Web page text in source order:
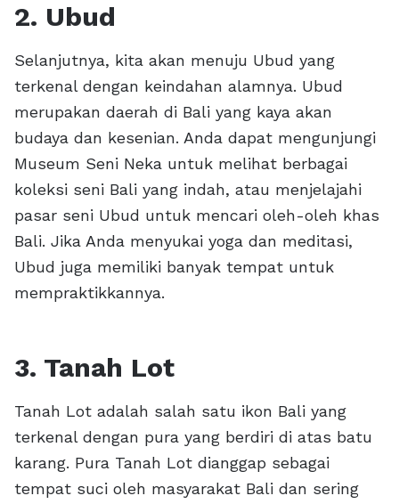
2. Ubud
Selanjutnya, kita akan menuju Ubud yang
terkenal dengan keindahan alamnya. Ubud
merupakan daerah di Bali yang kaya akan
budaya dan kesenian. Anda dapat mengunjungi
Museum Seni Neka untuk melihat berbagai
koleksi seni Bali yang indah, atau menjelajahi
pasar seni Ubud untuk mencari oleh-oleh khas
Bali. Jika Anda menyukai yoga dan meditasi,
Ubud juga memiliki banyak tempat untuk
mempraktikkannya.
3. Tanah Lot
Tanah Lot adalah salah satu ikon Bali yang
terkenal dengan pura yang berdiri di atas batu
karang. Pura Tanah Lot dianggap sebagai
tempat suci oleh masyarakat Bali dan sering